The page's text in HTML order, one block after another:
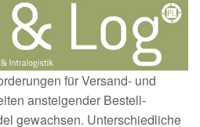
für Versand- und
ansteigender Bestell-
gewachsen. Unterschiedliche